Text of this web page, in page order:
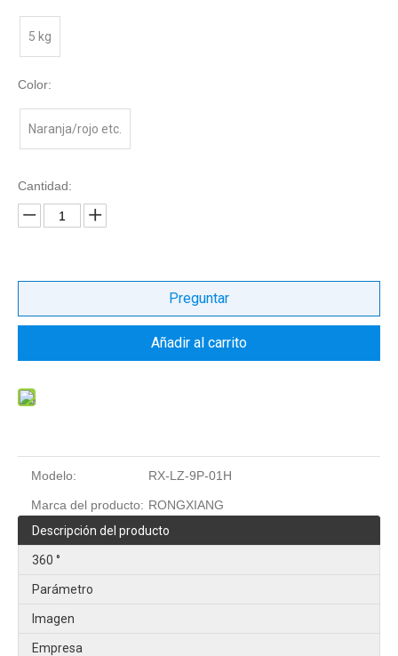
5 kg
Color:
Naranja/rojo etc.
Cantidad:
Preguntar
Añadir al carrito
Modelo: RX-LZ-9P-01H
Marca del producto: RONGXIANG
Descripción del producto
360 °
Parámetro
Imagen
Empresa